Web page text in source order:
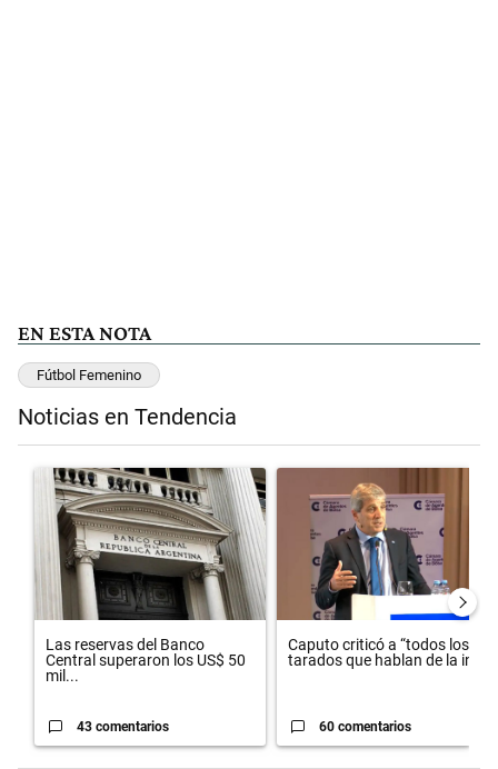
EN ESTA NOTA
Fútbol Femenino
Noticias en Tendencia
Un artículo de tendencia con el título "Las reservas del Banco
Las reservas del Banco
Central superaron los US$ 50
mil...
43 comentarios
Un artículo de tendencia con el
Caputo criticó a “todos los
tarados que hablan de la in...
60 comentarios